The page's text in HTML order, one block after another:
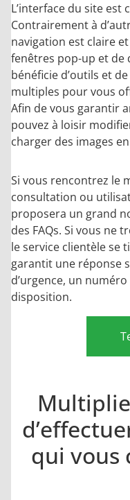
L’interface du site est
Contrairement à
navigation est claire
fenêtres pop-up et de
bénéficie d’outils et
multiples pour vous
Afin de vous garantir
pouvez à loisir
charger des images
Si vous rencontrez le
consultation ou
proposera un grand
des FAQs. Si vous ne
le service clientèle se
garantit une réponse
d’urgence, un
disposition.
qui vous